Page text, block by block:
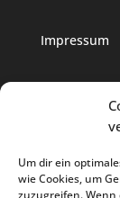
Um dir ein
wie Cookies, um
zuzugreifen.
Impressum
Datenschutz
Cookie-